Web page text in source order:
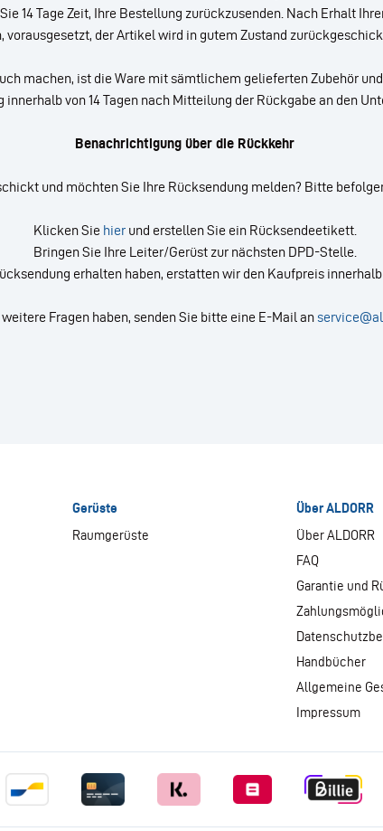
14 Tage Zeit, Ihre Bestellung zurückzusenden. Nach Erhalt
der Artikel wird in gutem Zustand
machen, ist die Ware mit sämtlichem gelieferten Zubehör
von 14 Tagen nach Mitteilung der Rückgabe an den
Benachrichtigung über die Rückkehr
und möchten Sie Ihre Rücksendung melden? Bitte
Klicken Sie hier und erstellen Sie ein Rücksendeetikett.
Bringen Sie Ihre Leiter/Gerüst zur nächsten DPD-Stelle.
erhalten haben, erstatten wir den Kaufpreis innerhalb
Fragen haben, senden Sie bitte eine E-Mail an
Gerüste
Raumgerüste
Über ALDORR
Über ALDORR
FAQ
Garantie und
Handbücher
Allgemeine
Impressum